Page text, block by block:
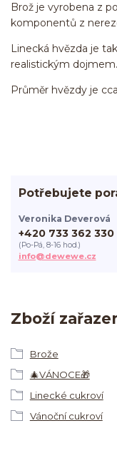
Brož je vyrobena z
komponentů z
Linecká hvězda je
realistickým dojmem.
Průměr hvězdy je
Zboží
Brože
🎄VÁNOCE🎁
Linecké cukroví
Vánoční cukroví
Potřebujete
Veronika Deverová
+420 733 362 330
(Po-Pá, 8-16 hod.)
info@dewewe.cz